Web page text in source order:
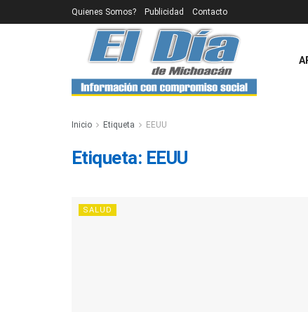
Quienes Somos? Publicidad Contacto
Inicio Etiqueta EEUU
Etiqueta: EEUU
SALUD